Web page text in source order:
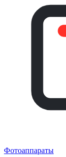
Фотоаппараты